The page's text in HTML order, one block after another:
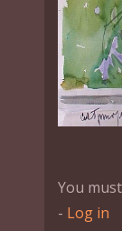
You
- Log in